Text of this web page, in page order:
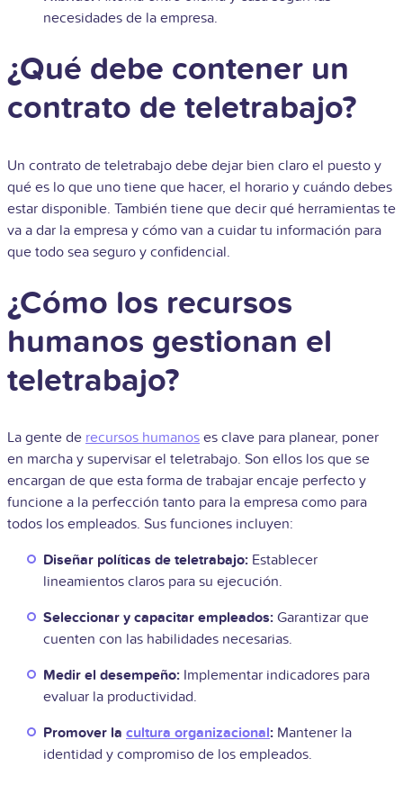
necesidades de la empresa.
¿Qué debe contener un
contrato de teletrabajo?
Un contrato de teletrabajo debe dejar bien claro el puesto y
qué es lo que uno tiene que hacer, el horario y cuándo debes
estar disponible. También tiene que decir qué herramientas te
va a dar la empresa y cómo van a cuidar tu información para
que todo sea seguro y confidencial.
¿Cómo los recursos
humanos gestionan el
teletrabajo?
La gente de recursos humanos es clave para planear, poner
en marcha y supervisar el teletrabajo. Son ellos los que se
encargan de que esta forma de trabajar encaje perfecto y
funcione a la perfección tanto para la empresa como para
todos los empleados. Sus funciones incluyen:
Diseñar políticas de teletrabajo: Establecer
lineamientos claros para su ejecución.
Seleccionar y capacitar empleados: Garantizar que
cuenten con las habilidades necesarias.
Medir el desempeño: Implementar indicadores para
evaluar la productividad.
Promover la cultura organizacional: Mantener la
identidad y compromiso de los empleados.